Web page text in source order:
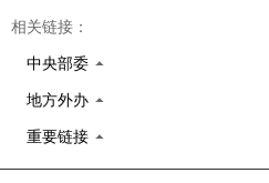
相关链接：
中央部委
地方外办
重要链接